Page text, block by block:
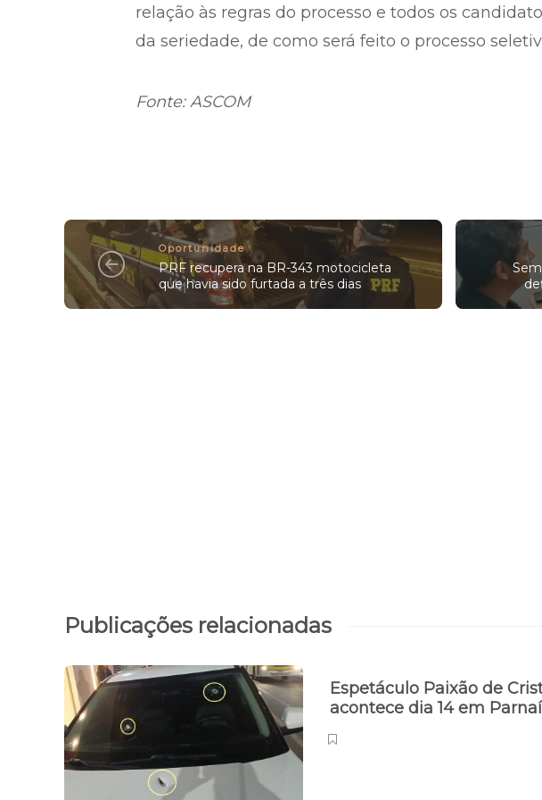
relação às regras do processo e todos os
da seriedade, de como será feito o processo
Fonte: ASCOM
Oportunidade
PRF recupera na BR-343 motocicleta
que havia sido furtada a três dias
Publicações relacionadas
Espetáculo Paixão de
acontece dia 14 em